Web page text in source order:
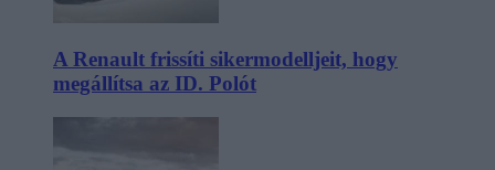
A Renault frissíti sikermodelljeit, hogy
megállítsa az ID. Polót